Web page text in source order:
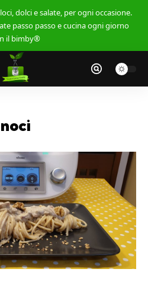
dolci e salate, per ogni occasione.
passo passo e cucina ogni giorno
il bimby®